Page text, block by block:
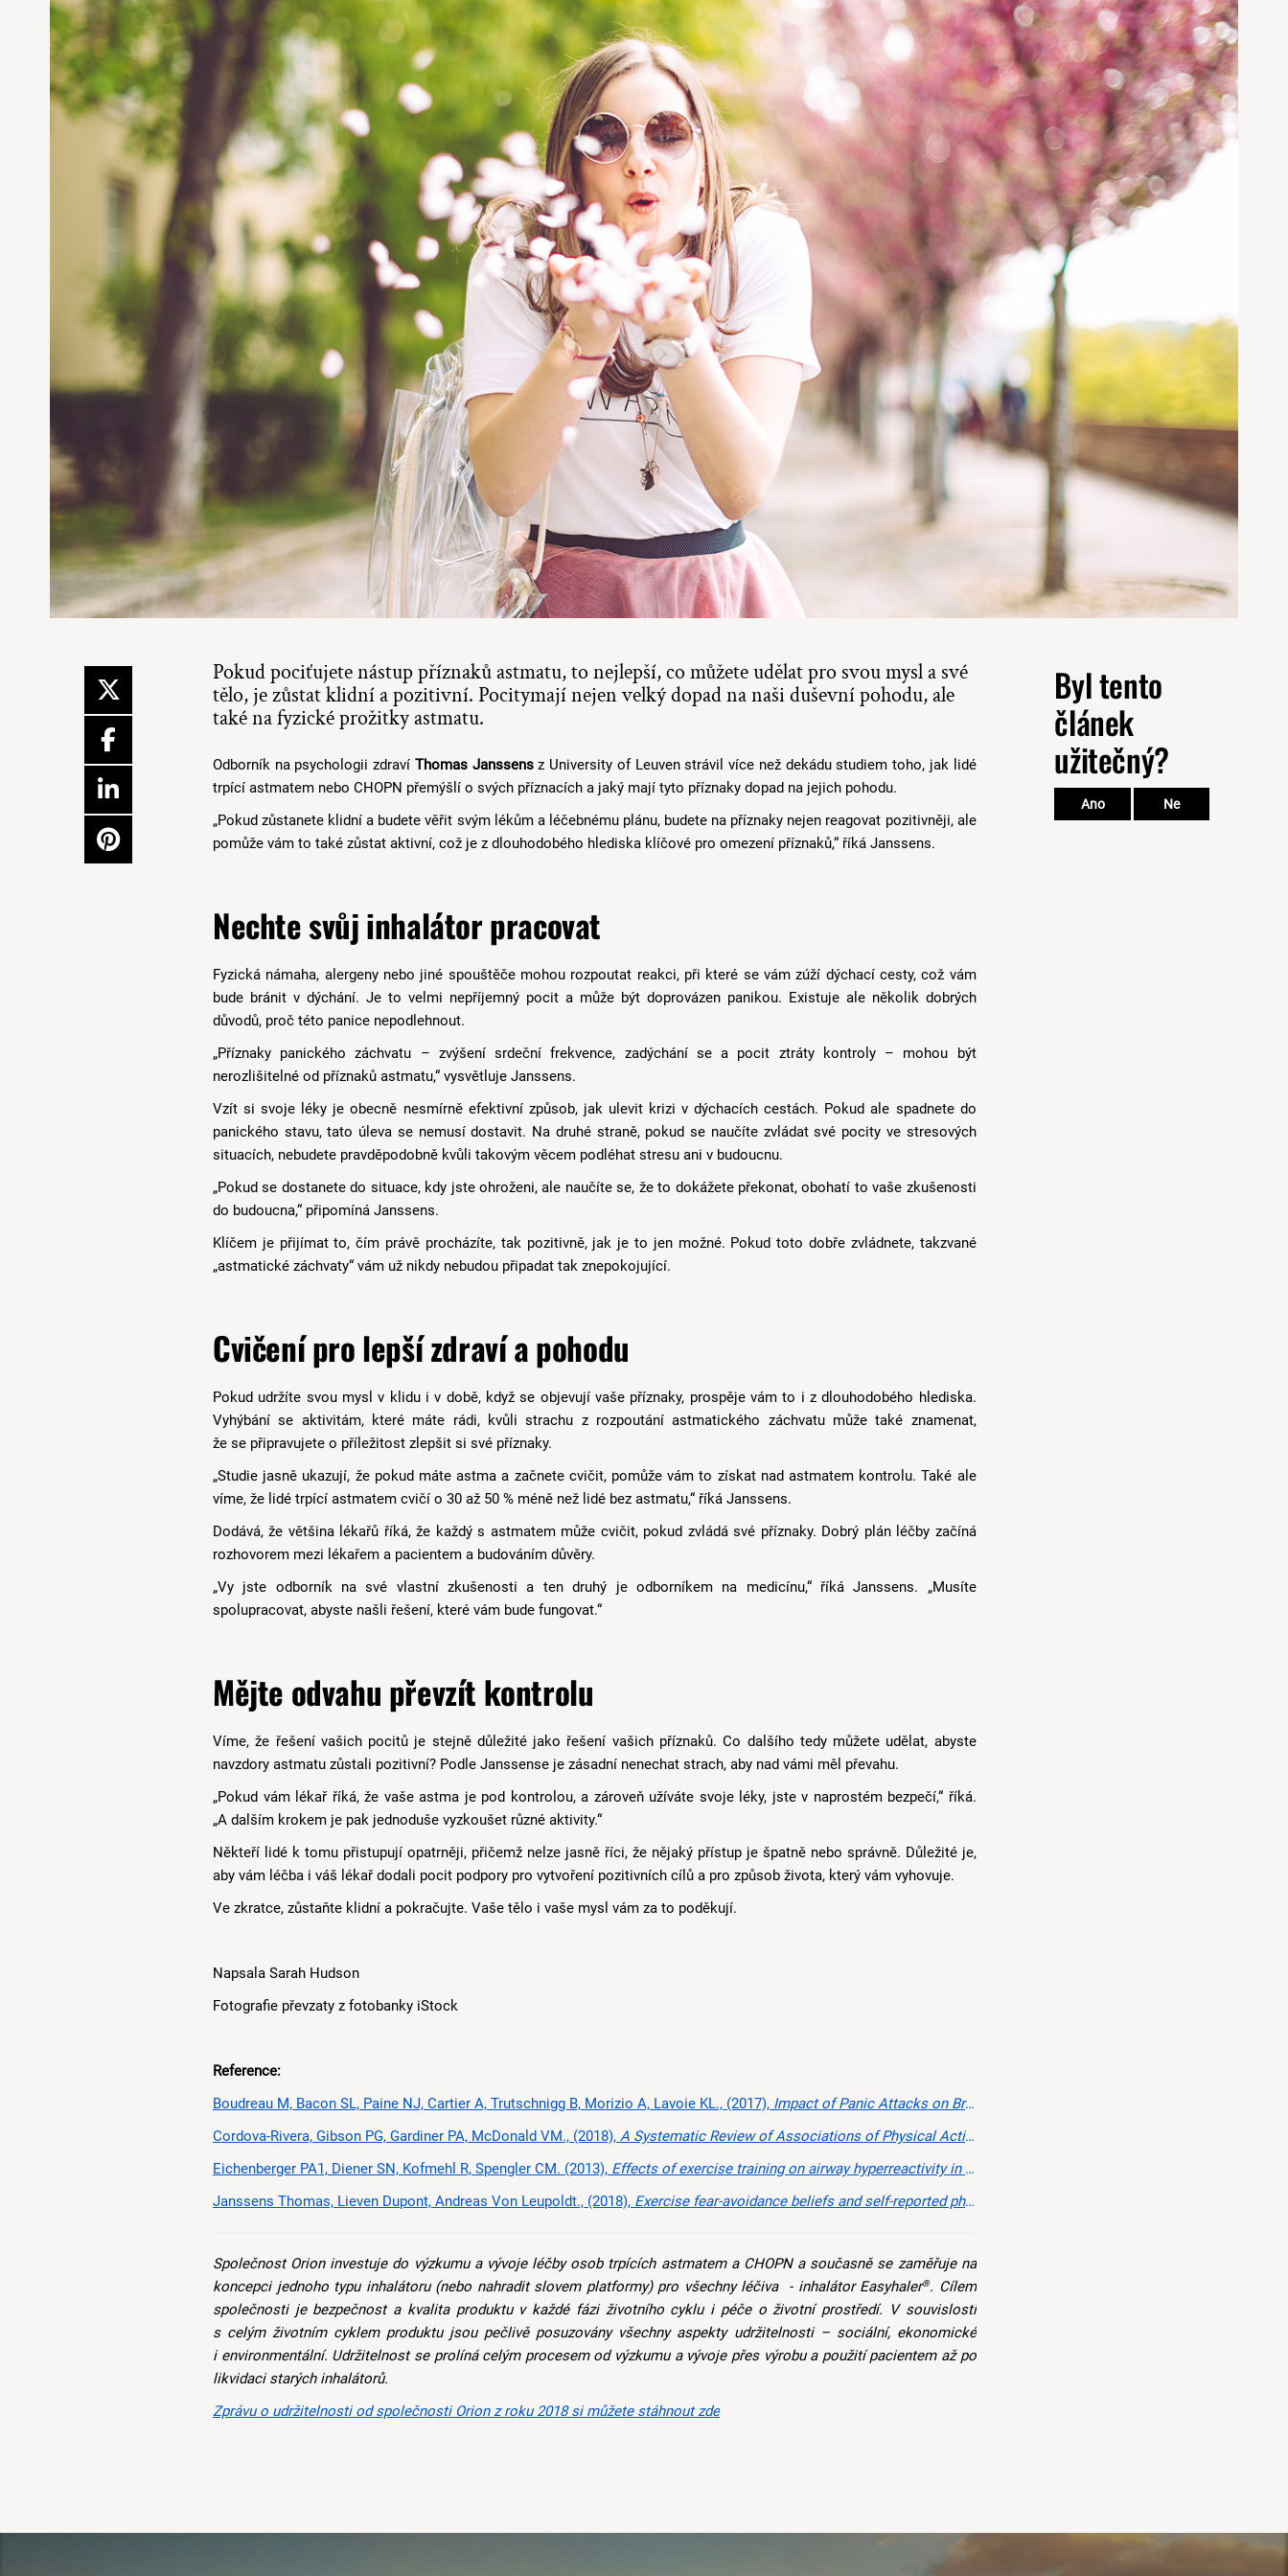
Pokud pociťujete nástup příznaků astmatu, to nejlepší, co můžete udělat pro svou mysl a své
tělo, je zůstat klidní a pozitivní. Pocitymají nejen velký dopad na naši duševní pohodu, ale
také na fyzické prožitky astmatu.
Odborník na psychologii zdraví Thomas Janssensz University of Leuven strávil více než dekádu studiem toho, jak lidé
trpící astmatem nebo CHOPN přemýšlí o svých příznacích a jaký mají tyto příznaky dopad na jejich pohodu.
„Pokud zůstanete klidní a budete věřit svým lékům a léčebnému plánu, budete na příznaky nejen reagovat pozitivněji, ale
pomůže vám to také zůstat aktivní, což je z dlouhodobého hlediska klíčové pro omezení příznaků,“ říká Janssens.
Nechte svůj inhalátor pracovat
Fyzická námaha, alergeny nebo jiné spouštěče mohou rozpoutat reakci, při které se vám zúží dýchací cesty, což vám
bude bránit v dýchání. Je to velmi nepříjemný pocit a může být doprovázen panikou. Existuje ale několik dobrých
důvodů, proč této panice nepodlehnout.
„Příznaky panického záchvatu – zvýšení srdeční frekvence, zadýchání se a pocit ztráty kontroly – mohou být
nerozlišitelné od příznaků astmatu,“ vysvětluje Janssens.
Vzít si svoje léky je obecně nesmírně efektivní způsob, jak ulevit krizi v dýchacích cestách. Pokud ale spadnete do
panického stavu, tato úleva se nemusí dostavit. Na druhé straně, pokud se naučíte zvládat své pocity ve stresových
situacích, nebudete pravděpodobně kvůli takovým věcem podléhat stresu ani v budoucnu.
„Pokud se dostanete do situace, kdy jste ohroženi, ale naučíte se, že to dokážete překonat, obohatí to vaše zkušenosti
do budoucna,“ připomíná Janssens.
Klíčem je přijímat to, čím právě procházíte, tak pozitivně, jak je to jen možné. Pokud toto dobře zvládnete, takzvané
„astmatické záchvaty“ vám už nikdy nebudou připadat tak znepokojující.
Cvičení pro lepší zdraví a pohodu
Pokud udržíte svou mysl v klidu i v době, když se objevují vaše příznaky, prospěje vám to i z dlouhodobého hlediska.
Vyhýbání se aktivitám, které máte rádi, kvůli strachu z rozpoutání astmatického záchvatu může také znamenat,
že se připravujete o příležitost zlepšit si své příznaky.
„Studie jasně ukazují, že pokud máte astma a začnete cvičit, pomůže vám to získat nad astmatem kontrolu. Také ale
víme, že lidé trpící astmatem cvičí o 30 až 50 % méně než lidé bez astmatu,“ říká Janssens.
Dodává, že většina lékařů říká, že každý s astmatem může cvičit, pokud zvládá své příznaky. Dobrý plán léčby začíná
rozhovorem mezi lékařem a pacientem a budováním důvěry.
„Vy jste odborník na své vlastní zkušenosti a ten druhý je odborníkem na medicínu,“ říká Janssens. „Musíte
spolupracovat, abyste našli řešení, které vám bude fungovat.“
Mějte odvahu převzít kontrolu
Víme, že řešení vašich pocitů je stejně důležité jako řešení vašich příznaků. Co dalšího tedy můžete udělat, abyste
navzdory astmatu zůstali pozitivní? Podle Janssense je zásadní nenechat strach, aby nad vámi měl převahu.
„Pokud vám lékař říká, že vaše astma je pod kontrolou, a zároveň užíváte svoje léky, jste v naprostém bezpečí,“ říká.
„A dalším krokem je pak jednoduše vyzkoušet různé aktivity.“
Někteří lidé k tomu přistupují opatrněji, přičemž nelze jasně říci, že nějaký přístup je špatně nebo správně. Důležité je,
aby vám léčba i váš lékař dodali pocit podpory pro vytvoření pozitivních cílů a pro způsob života, který vám vyhovuje.
Ve zkratce, zůstaňte klidní a pokračujte. Vaše tělo i vaše mysl vám za to poděkují.
Napsala Sarah Hudson
Fotografie převzaty z fotobanky iStock
Reference:
Boudreau M, Bacon SL, Paine NJ, Cartier A, Trutschnigg B, Morizio A, Lavoie KL., (2017), Impact of Panic Attacks on Bronchoconstriction and Subjective Distress in Asthma Patients With and Without Panic Disorder
Cordova-Rivera, Gibson PG, Gardiner PA, McDonald VM., (2018), A Systematic Review of Associations of Physical Activity and Sedentary Time with Asthma Outcomes
Eichenberger PA1, Diener SN, Kofmehl R, Spengler CM. (2013), Effects of exercise training on airway hyperreactivity in asthma: a systematic review and meta-analysis, Sports Med
Janssens Thomas, Lieven Dupont, Andreas Von Leupoldt., (2018), Exercise fear-avoidance beliefs and self-reported physical activity in young adults with asthma and healthy controls
Společnost Orion investuje do výzkumu a vývoje léčby osob trpících astmatem a CHOPN a současně se zaměřuje na
koncepci jednoho typu inhalátoru (nebo nahradit slovem platformy) pro všechny léčiva - inhalátor Easyhaler®. Cílem
společnosti je bezpečnost a kvalita produktu v každé fázi životního cyklu i péče o životní prostředí. V souvislosti
s celým životním cyklem produktu jsou pečlivě posuzovány všechny aspekty udržitelnosti – sociální, ekonomické
i environmentální. Udržitelnost se prolíná celým procesem od výzkumu a vývoje přes výrobu a použití pacientem až po
likvidaci starých inhalátorů.
Zprávu o udržitelnosti od společnosti Orion z roku 2018 si můžete stáhnout zde
Byl tento
článek
užitečný?
Ano Ne